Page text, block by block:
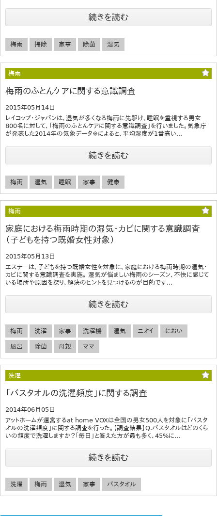
続きを読む
梅雨 掃除 家事 除菌 湿気
梅雨
梅雨のふとんケアに関する意識調査
2015年05月14日
レイコップ・ジャパンは、湿気が多くなる梅雨に先駆け、睡眠を重視する男女
800名に対して、「梅雨のふとんケアに関する意識調査」を行いました。気象庁
が発表した2014年の気象データ※によると、平均湿度が1番高い...
続きを読む
梅雨 湿気 睡眠 家事 健康
梅雨
家庭における梅雨時期の湿気・カビに関する意識調査
（子どもを持つ既婚女性対象）
2015年05月13日
エステーは、子どもを持つ既婚女性を対象に、家庭における梅雨時期の湿気・
カビに関する意識調査を実施。 湿気が悩ましい梅雨のシーズン、不快に感じて
いる場所や原因を探り、解決のヒントを見つけるのが目的です...
続きを読む
梅雨 洗濯 家事 洗濯機 湿気 ニオイ におい
風呂 除菌 母親 ママ
洗濯
「バスタオルの洗濯頻度」に関する調査
2014年06月05日
アットホームが運営するat home VOXは全国の男女500人を対象に「バスタ
オルの洗濯頻度」に関する調査を行った。【調査結果】Q.バスタオルはどのくら
いの頻度で洗濯しますか？「毎日」と答えた方が最も多く、45%に...
続きを読む
洗濯 梅雨 湿気 家事 バスタオル